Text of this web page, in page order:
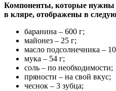
Компоненты, которые нужны
в кляре, отображены в
баранина – 600 г;
майонез – 25 г;
масло подсолнечника –
мука – 54 г;
соль – по необходимости;
пряности – на свой вкус;
чеснок – 3 зубца;